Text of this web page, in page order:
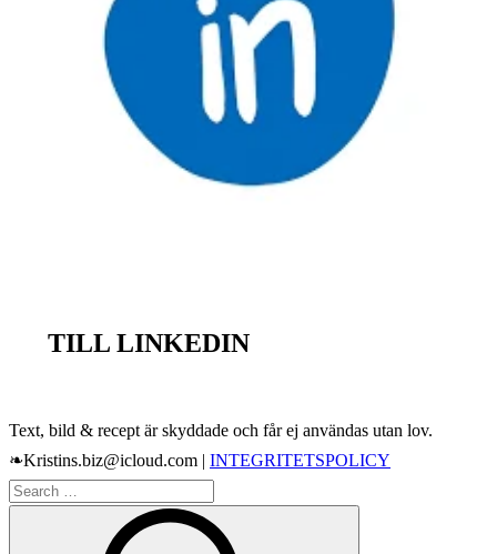
TILL LINKEDIN
Text, bild & recept är skyddade och får ej användas utan lov.
❧Kristins.biz@icloud.com | INTEGRITETSPOLICY
Search